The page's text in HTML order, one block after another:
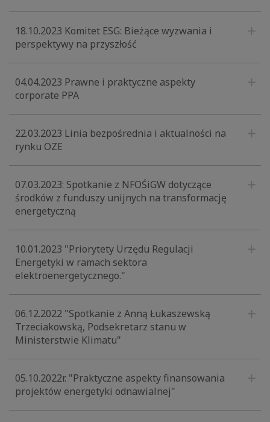
18.10.2023 Komitet ESG: Bieżące wyzwania i
perspektywy na przyszłość
04.04.2023 Prawne i praktyczne aspekty
corporate PPA
22.03.2023 Linia bezpośrednia i aktualności na
rynku OZE
07.03.2023: Spotkanie z NFOŚiGW dotyczące
środków z funduszy unijnych na transformację
energetyczną
10.01.2023 "Priorytety Urzędu Regulacji
Energetyki w ramach sektora
elektroenergetycznego."
06.12.2022 "Spotkanie z Anną Łukaszewską
Trzeciakowską, Podsekretarz stanu w
Ministerstwie Klimatu"
05.10.2022r. "Praktyczne aspekty finansowania
projektów energetyki odnawialnej"